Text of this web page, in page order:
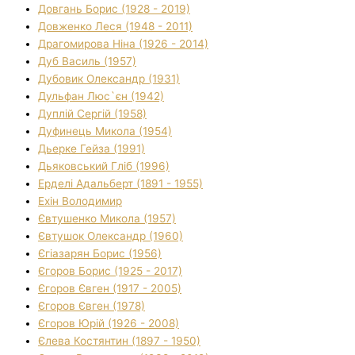
Довгань Борис (1928 - 2019)
Довженко Леся (1948 - 2011)
Драгомирова Ніна (1926 - 2014)
Дуб Василь (1957)
Дубовик Олександр (1931)
Дульфан Люс`єн (1942)
Дуплій Сергій (1958)
Дуфинець Микола (1954)
Дьерке Гейза (1991)
Дьяковський Гліб (1996)
Ерделі Адальберт (1891 - 1955)
Ехін Володимир
Євтушенко Микола (1957)
Євтушок Олександр (1960)
Єгіазарян Борис (1956)
Єгоров Борис (1925 - 2017)
Єгоров Євген (1917 - 2005)
Єгоров Євген (1978)
Єгоров Юрій (1926 - 2008)
Єлева Костянтин (1897 - 1950)